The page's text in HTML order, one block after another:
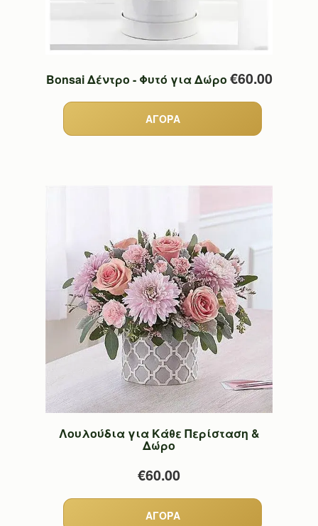
Bonsai Δέντρο - Φυτό για Δώρο €60.00
Λουλούδια για Κάθε Περίσταση &
Δώρο
€60.00